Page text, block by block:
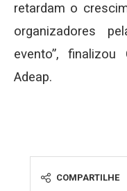
retardam o
organizadores
evento”,
Adeap.
COMPARTILHE